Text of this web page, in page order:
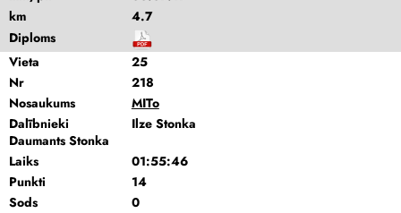
km
4.7
Diploms
Vieta
25
Nr
218
Nosaukums
MITo
Dalībnieki
Ilze Stonka
Daumants Stonka
Laiks
01:55:46
Punkti
14
Sods
0